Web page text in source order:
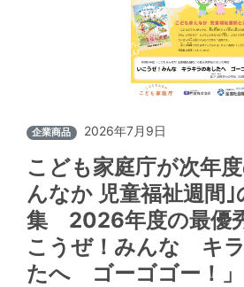
企業商品 2026年7月9日
こども家庭庁が次年
んなか 児童福祉週間
集 2026年度の最優
こうぜ！みんな キ
たへ ゴーゴゴー！」